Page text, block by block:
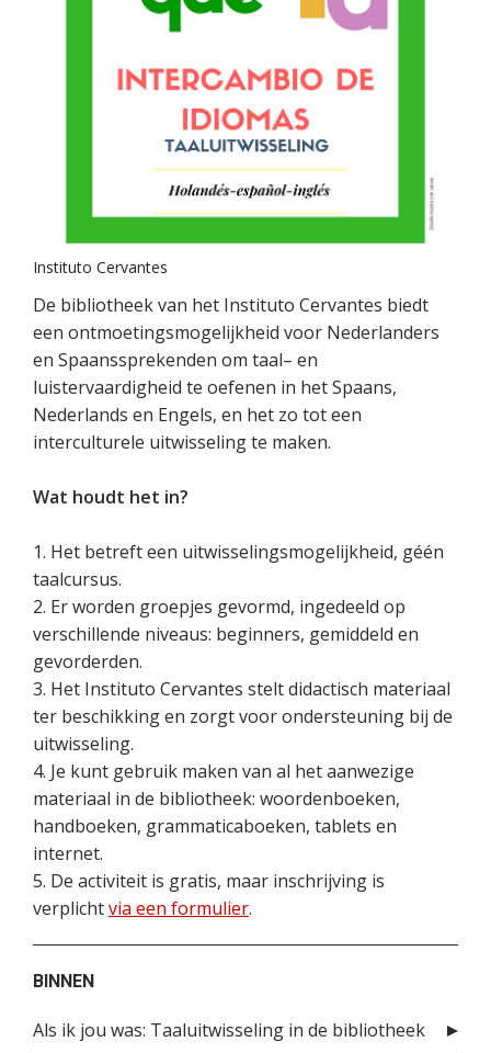
Instituto Cervantes
De bibliotheek van het Instituto Cervantes biedt
een ontmoetingsmogelijkheid voor Nederlanders
en Spaanssprekenden om taal– en
luistervaardigheid te oefenen in het Spaans,
Nederlands en Engels, en het zo tot een
interculturele uitwisseling te maken.
Wat houdt het in?
1. Het betreft een uitwisselingsmogelijkheid, géén
taalcursus.
2. Er worden groepjes gevormd, ingedeeld op
verschillende niveaus: beginners, gemiddeld en
gevorderden.
3. Het Instituto Cervantes stelt didactisch materiaal
ter beschikking en zorgt voor ondersteuning bij de
uitwisseling.
4. Je kunt gebruik maken van al het aanwezige
materiaal in de bibliotheek: woordenboeken,
handboeken, grammaticaboeken, tablets en
internet.
5. De activiteit is gratis, maar inschrijving is
verplichtvia een formulier.
BINNEN
Als ik jou was: Taaluitwisseling in de bibliotheek